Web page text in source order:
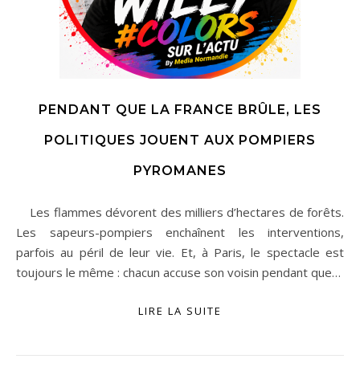
PENDANT QUE LA FRANCE BRÛLE, LES
POLITIQUES JOUENT AUX POMPIERS
PYROMANES
Les flammes dévorent des milliers d’hectares de forêts.
Les sapeurs-pompiers enchaînent les interventions,
parfois au péril de leur vie. Et, à Paris, le spectacle est
toujours le même : chacun accuse son voisin pendant que…
LIRE LA SUITE